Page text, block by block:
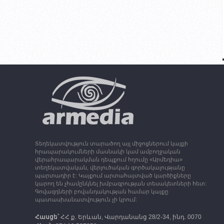
Տեղեկատվություն տարածող այլ միջոցներում կայքի
հրապարակումների մասնակի կամ ամբողջական
վերահրապարակման դեպքում հղումը «Արմեդիա»
տեղեկատվական, վերլուծական գործակալությանը
պարտադիր է: Կայքում արտահայտված կարծիքները
կարող են չհամընկնել խմբագրության տեսակետների հետ:
Գովազդների բովանդակության համար կայքը
պատասխանատվություն չի կրում:
Հասցե՝ՀՀ ք. Երևան, Վարդանանց 28/2-34, ինդ. 0070